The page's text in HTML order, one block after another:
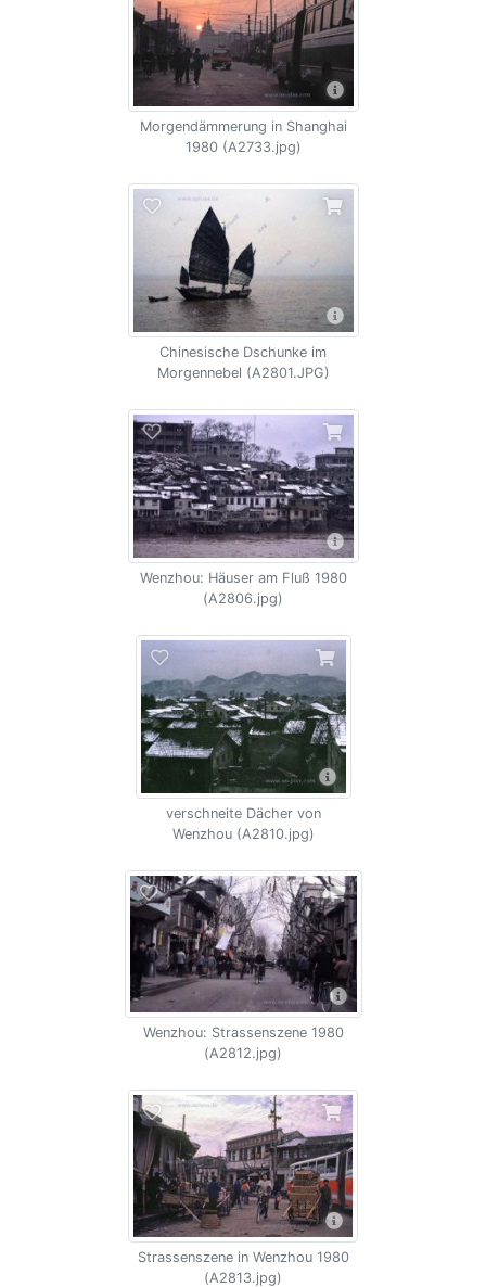
Morgendämmerung in Shanghai
1980 (A2733.jpg)
Chinesische Dschunke im
Morgennebel (A2801.JPG)
Wenzhou: Häuser am Fluß 1980
(A2806.jpg)
verschneite Dächer von
Wenzhou (A2810.jpg)
Wenzhou: Strassenszene 1980
(A2812.jpg)
Strassenszene in Wenzhou 1980
(A2813.jpg)